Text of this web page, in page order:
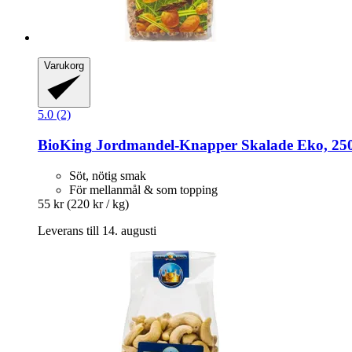
Varukorg
5.0 (2)
BioKing Jordmandel-​Knapper Skalade Eko,
Söt, nötig smak
För mellanmål & som topping
55 kr (220 kr / kg)
Leverans till 14. augusti